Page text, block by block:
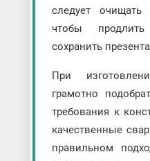
следует
чтобы
сохранить
При
грамотно
требования к
качественные
правильном